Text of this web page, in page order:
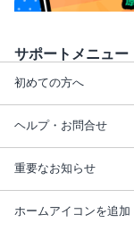
サポートメニュー
初めての方へ
ヘルプ・お問合せ
重要なお知らせ
ホームアイコンを追加